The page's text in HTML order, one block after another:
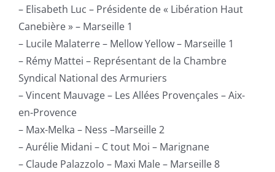
– Elisabeth Luc – Présidente de « Libération Haut
Canebière » – Marseille 1
– Lucile Malaterre – Mellow Yellow – Marseille 1
– Rémy Mattei – Représentant de la Chambre
Syndical National des Armuriers
– Vincent Mauvage – Les Allées Provençales – Aix-
en-Provence
– Max-Melka – Ness –Marseille 2
– Aurélie Midani – C tout Moi – Marignane
– Claude Palazzolo – Maxi Male – Marseille 8